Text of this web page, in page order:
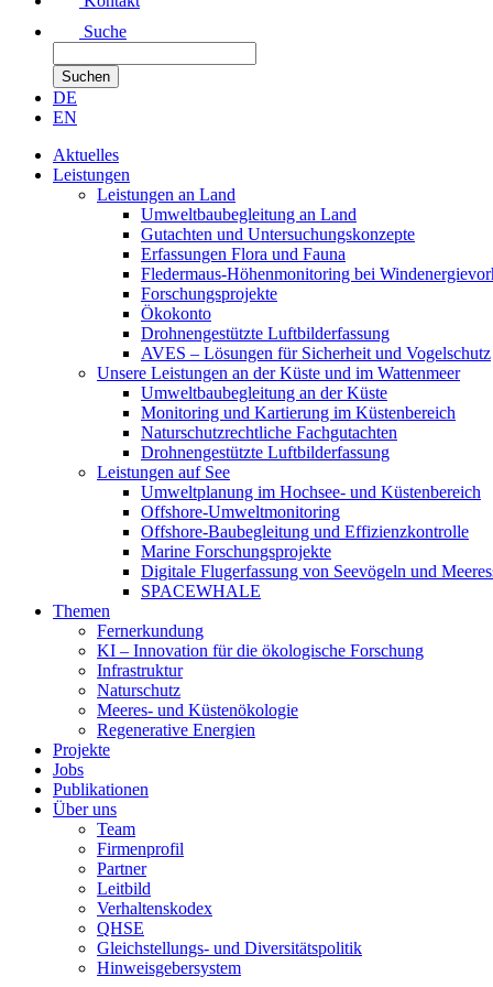
Suche
DE
EN
Aktuelles
Leistungen
Leistungen an Land
Umweltbaubegleitung an Land
Gutachten und Untersuchungskonzepte
Erfassungen Flora und Fauna
Fledermaus-Höhenmonitoring bei
Forschungsprojekte
Ökokonto
Drohnengestützte Luftbilderfassung
AVES – Lösungen für Sicherheit und Vogelschutz
Unsere Leistungen an der Küste und im Wattenmeer
Umweltbaubegleitung an der Küste
Monitoring und Kartierung im Küstenbereich
Naturschutzrechtliche Fachgutachten
Drohnengestützte Luftbilderfassung
Leistungen auf See
Umweltplanung im Hochsee- und Küstenbereich
Offshore-Umweltmonitoring
Offshore-Baubegleitung und Effizienzkontrolle
Marine Forschungsprojekte
Digitale Flugerfassung von Seevögeln und
SPACEWHALE
Themen
Fernerkundung
KI – Innovation für die ökologische Forschung
Infrastruktur
Naturschutz
Meeres- und Küstenökologie
Regenerative Energien
Projekte
Jobs
Publikationen
Über uns
Team
Firmenprofil
Partner
Leitbild
Verhaltenskodex
QHSE
Gleichstellungs- und Diversitätspolitik
Hinweisgebersystem